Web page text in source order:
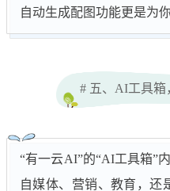
自动生成配图功能更是为
# 五、AI工具箱
“有一云AI”的“AI工具箱”
自媒体、营销、教育，还